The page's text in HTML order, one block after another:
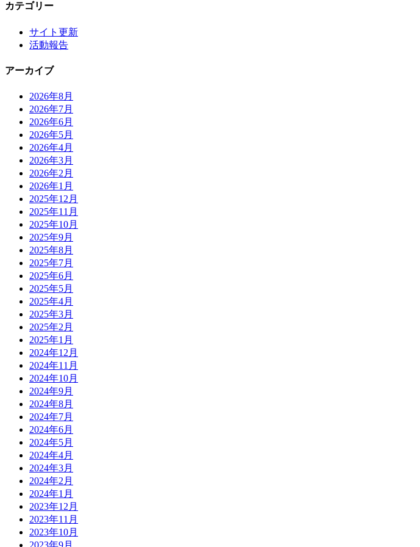
カテゴリー
サイト更新
活動報告
アーカイブ
2026年8月
2026年7月
2026年6月
2026年5月
2026年4月
2026年3月
2026年2月
2026年1月
2025年12月
2025年11月
2025年10月
2025年9月
2025年8月
2025年7月
2025年6月
2025年5月
2025年4月
2025年3月
2025年2月
2025年1月
2024年12月
2024年11月
2024年10月
2024年9月
2024年8月
2024年7月
2024年6月
2024年5月
2024年4月
2024年3月
2024年2月
2024年1月
2023年12月
2023年11月
2023年10月